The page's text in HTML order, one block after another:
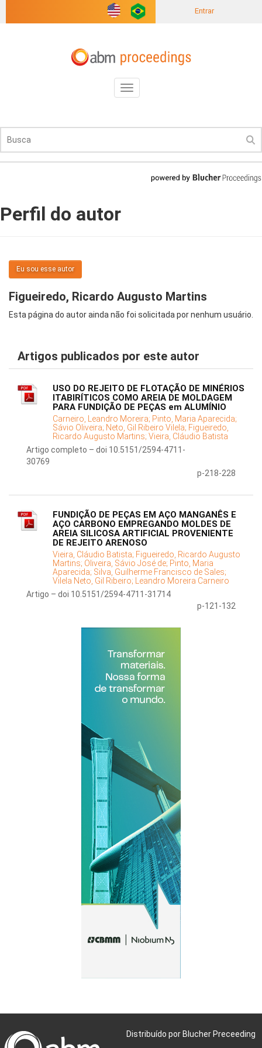
Entrar
Toggle
navigation
Perfil do autor
Eu sou esse autor
Figueiredo, Ricardo Augusto Martins
Esta página do autor ainda não foi solicitada por nenhum usuário.
Artigos publicados por este autor
USO DO REJEITO DE FLOTAÇÃO DE MINÉRIOS
ITABIRÍTICOS COMO AREIA DE MOLDAGEM
PARA FUNDIÇÃO DE PEÇAS em ALUMÍNIO
Carneiro, Leandro Moreira; Pinto, Maria Aparecida;
Sávio Oliveira; Neto, Gil Ribeiro Vilela; Figueiredo,
Ricardo Augusto Martins; Vieira, Cláudio Batista
Artigo completo – doi 10.5151/2594-4711-
30769
p-218-228
FUNDIÇÃO DE PEÇAS EM AÇO MANGANÊS E
AÇO CARBONO EMPREGANDO MOLDES DE
AREIA SILICOSA ARTIFICIAL PROVENIENTE
DE REJEITO ARENOSO
Vieira, Cláudio Batista; Figueiredo, Ricardo Augusto
Martins; Oliveira, Sávio José de; Pinto, Maria
Aparecida; Silva, Guilherme Francisco de Sales;
Vilela Neto, Gil Ribeiro; Leandro Moreira Carneiro
Artigo – doi 10.5151/2594-4711-31714
p-121-132
Distribuído por Blucher Preceeding